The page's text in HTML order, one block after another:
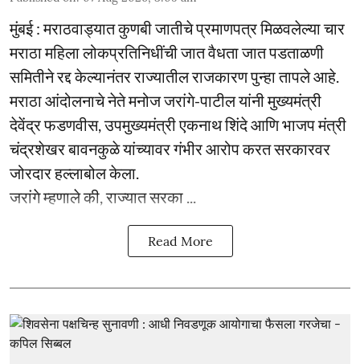
मुंबई : मराठवाड्यात कुणबी जातीचे प्रमाणपत्र मिळवलेल्या चार
मराठा महिला लोकप्रतिनिधींची जात वैधता जात पडताळणी
समितीने रद्द केल्यानंतर राज्यातील राजकारण पुन्हा तापले आहे.
मराठा आंदोलनाचे नेते मनोज जरांगे-पाटील यांनी मुख्यमंत्री
देवेंद्र फडणवीस, उपमुख्यमंत्री एकनाथ शिंदे आणि भाजप मंत्री
चंद्रशेखर बावनकुळे यांच्यावर गंभीर आरोप करत सरकारवर
जोरदार हल्लाबोल केला.
जरांगे म्हणाले की, राज्यात सरका ...
Read More